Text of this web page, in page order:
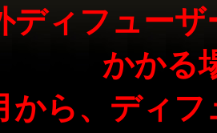
ィフューザ
かかる
から、ディ